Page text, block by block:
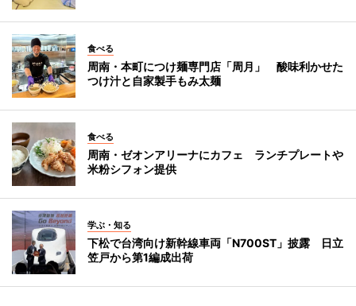
食べる
周南・本町につけ麺専門店「周月」 酸味利かせた
つけ汁と自家製手もみ太麺
食べる
周南・ゼオンアリーナにカフェ ランチプレートや
米粉シフォン提供
学ぶ・知る
下松で台湾向け新幹線車両「N700ST」披露 日立
笠戸から第1編成出荷